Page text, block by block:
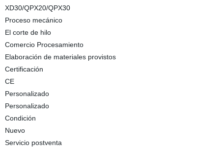
XD30/QPX20/QPX30
Proceso mecánico
El corte de hilo
Comercio Procesamiento
Elaboración de materiales provistos
Certificación
CE
Personalizado
Personalizado
Condición
Nuevo
Servicio postventa